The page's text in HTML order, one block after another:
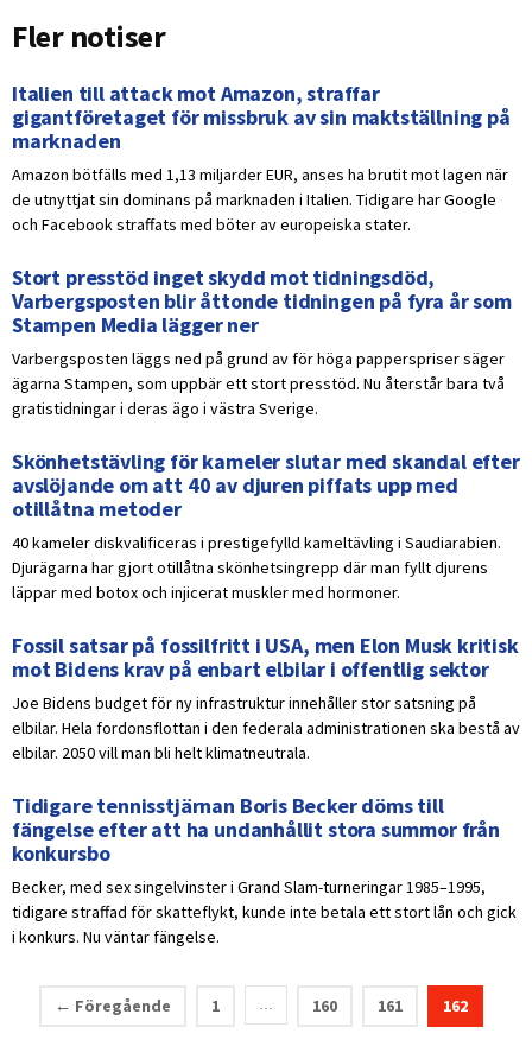
Fler notiser
Italien till attack mot Amazon, straffar
gigantföretaget för missbruk av sin maktställning på
marknaden
Amazon bötfälls med 1,13 miljarder EUR, anses ha brutit mot lagen när
de utnyttjat sin dominans på marknaden i Italien. Tidigare har Google
och Facebook straffats med böter av europeiska stater.
Stort presstöd inget skydd mot tidningsdöd,
Varbergsposten blir åttonde tidningen på fyra år som
Stampen Media lägger ner
Varbergsposten läggs ned på grund av för höga papperspriser säger
ägarna Stampen, som uppbär ett stort presstöd. Nu återstår bara två
gratistidningar i deras ägo i västra Sverige.
Skönhetstävling för kameler slutar med skandal efter
avslöjande om att 40 av djuren piffats upp med
otillåtna metoder
40 kameler diskvalificeras i prestigefylld kameltävling i Saudiarabien.
Djurägarna har gjort otillåtna skönhetsingrepp där man fyllt djurens
läppar med botox och injicerat muskler med hormoner.
Fossil satsar på fossilfritt i USA, men Elon Musk kritisk
mot Bidens krav på enbart elbilar i offentlig sektor
Joe Bidens budget för ny infrastruktur innehåller stor satsning på
elbilar. Hela fordonsflottan i den federala administrationen ska bestå av
elbilar. 2050 vill man bli helt klimatneutrala.
Tidigare tennisstjärnan Boris Becker döms till
fängelse efter att ha undanhållit stora summor från
konkursbo
Becker, med sex singelvinster i Grand Slam-turneringar 1985–1995,
tidigare straffad för skatteflykt, kunde inte betala ett stort lån och gick
i konkurs. Nu väntar fängelse.
← Föregående 1 … 160 161 162